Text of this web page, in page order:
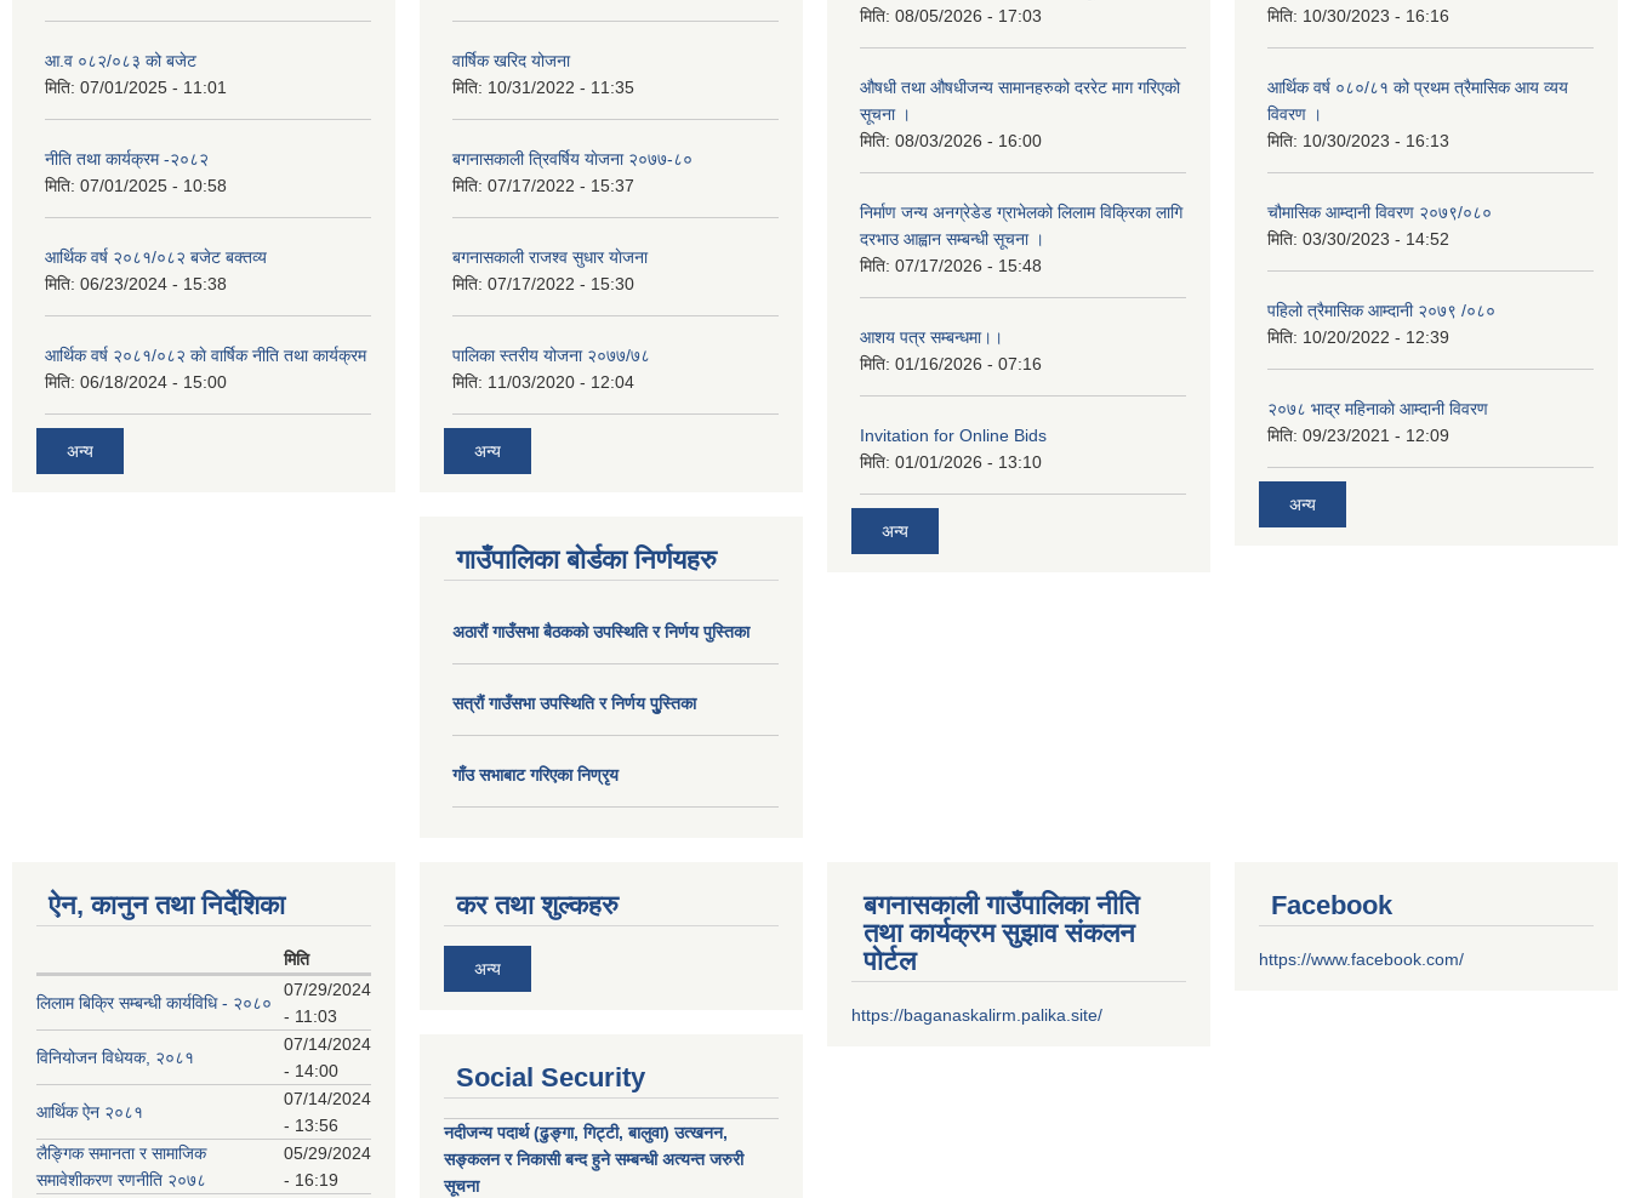
आ.व ०८२/०८३ को बजेट
मिति: 07/01/2025 - 11:01
नीति तथा कार्यक्रम -२०८२
मिति: 07/01/2025 - 10:58
आर्थिक वर्ष २०८१/०८२ बजेट बक्तव्य
मिति: 06/23/2024 - 15:38
आर्थिक वर्ष २०८१/०८२ काे वार्षिक नीति तथा कार्यक्रम
मिति: 06/18/2024 - 15:00
अन्य
वार्षिक खरिद योजना
मिति: 10/31/2022 - 11:35
बगनासकाली त्रिवर्षिय याेजना २०७७-८०
मिति: 07/17/2022 - 15:37
बगनासकाली राजश्व सुधार याेजना
मिति: 07/17/2022 - 15:30
पालिका स्तरीय योजना २०७७/७८
मिति: 11/03/2020 - 12:04
अन्य
गाउँपालिका बोर्डका निर्णयहरु
अठाराैं गाउँसभा बैठकको उपस्थिति र निर्णय पुस्तिका
सत्राैं गाउँसभा उपस्थिति र निर्णय पुु्स्तिका
गाँउ सभाबाट गरिएका निण्रृय
मिति: 08/05/2026 - 17:03
औषधी तथा औषधीजन्य सामानहरुको दररेट माग गरिएको
सूचना ।
मिति: 08/03/2026 - 16:00
निर्माण जन्य अनग्रेडेड ग्राभेलको लिलाम विक्रिका लागि
दरभाउ आह्वान सम्बन्धी सूचना ।
मिति: 07/17/2026 - 15:48
आशय पत्र सम्बन्धमा।।
मिति: 01/16/2026 - 07:16
Invitation for Online Bids
मिति: 01/01/2026 - 13:10
अन्य
मिति: 10/30/2023 - 16:16
आर्थिक वर्ष ०८०/८१ को प्रथम त्रैमासिक आय व्यय
विवरण ।
मिति: 10/30/2023 - 16:13
चौमासिक आम्दानी विवरण २०७९/०८०
मिति: 03/30/2023 - 14:52
पहिलो त्रैमासिक आम्दानी २०७९ /०८०
मिति: 10/20/2022 - 12:39
२०७८ भाद्र महिनाकाे आम्दानी विवरण
मिति: 09/23/2021 - 12:09
अन्य
ऐन, कानुन तथा निर्देशिका
मिति
लिलाम बिक्रि सम्बन्धी कार्यविधि - २०८०
07/29/2024
- 11:03
विनियोजन विधेयक, २०८१
07/14/2024
- 14:00
आर्थिक ऐन २०८१
07/14/2024
- 13:56
लैङ्गिक समानता र सामाजिक
समावेशीकरण रणनीति २०७८
05/29/2024
- 16:19
कर तथा शुल्कहरु
अन्य
Social Security
नदीजन्य पदार्थ (ढुङ्गा, गिट्टी, बालुवा) उत्खनन,
सङ्कलन र निकासी बन्द हुने सम्बन्धी अत्यन्त जरुरी
सूचना
बगनासकाली गाउँपालिका नीति
तथा कार्यक्रम सुझाव संकलन
पोर्टल
https://baganaskalirm.palika.site/
Facebook
https://www.facebook.com/